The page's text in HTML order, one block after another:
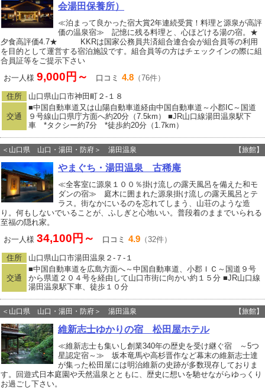
会湯田保養所）
≪泊まって良かった宿大賞2年連続受賞！料理と源泉が高評
価の温泉宿≫ 記憶に残る料理と、心ほどける湯の宿。★
夕食高評価4.7★ KKRは国家公務員共済組合連合会が組合員等の利用
を目的として運営する宿泊施設です。組合員等の方はチェックインの際に組
合員証等をご提示下さい
お一人様 9,000円～ 口コミ 4.8 （76件）
住所 山口県山口市神田町２‐１８
交通
■中国自動車道又は山陽自動車道経由中国自動車道～小郡IC～国道
９号線山口県庁方面へ約20分（7.5km） ■JR山口線湯田温泉駅下
車 *タクシー約7分 *徒歩約20分（1.7km）
＜山口県 山口・湯田・防府＞ 湯田温泉 【旅館】
やまぐち・湯田温泉 古稀庵
≪全客室に源泉１００％掛け流しの露天風呂を備えた和モ
ダンの宿≫ 庭木に囲まれた源泉掛け流しの露天風呂とテ
ラス。街なかにいるのを忘れてしまう、山荘のような造
り。何もしないでいることが、ふしぎと心地いい。普段着のままでいられる
至福の隠れ家。
お一人様 34,100円～ 口コミ 4.9 （32件）
住所 山口県山口市湯田温泉２‐７‐１
交通
■中国自動車道を広島方面へ～中国自動車道、小郡ＩＣ～国道９号
から県道２０４号を経由して山口市街に向かい約１５分 ■JR山口線
湯田温泉駅下車、徒歩１０分
＜山口県 山口・湯田・防府＞ 湯田温泉 【旅館】
維新志士ゆかりの宿 松田屋ホテル
≪維新志士も集いし創業340年の歴史を受け継ぐ宿 ～5つ
星認定宿～≫ 坂本竜馬や高杉晋作など幕末の維新志士達
が集った松田屋には明治維新の史跡が多数現存しておりま
す。回遊式日本庭園や天然温泉とともに、歴史に想いを馳せながらゆっくり
お過ごし下さい。